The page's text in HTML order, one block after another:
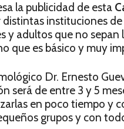
la publicidad de esta
instituciones
adultos que no sepan
que es básico y muy
Dr. Ernesto
será de entre 3 y 5
en poco tiempo y
grupos y con